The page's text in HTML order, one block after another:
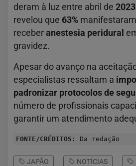
deram à luz entre abril de
revelou que 63%
receber anestesia peridural
gravidez.
Apesar do avanço na
especialistas ressaltam a
padronizar protocolos de
número de profissionais
garantir um atendimento
FONTE/CRÉDITOS: Da redação
JAPÃO NOTÍCIAS